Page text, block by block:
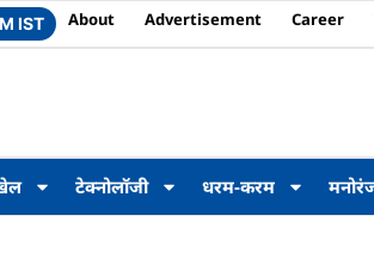
IST About Advertisement Career
टेक्नोलॉजी धरम-करम